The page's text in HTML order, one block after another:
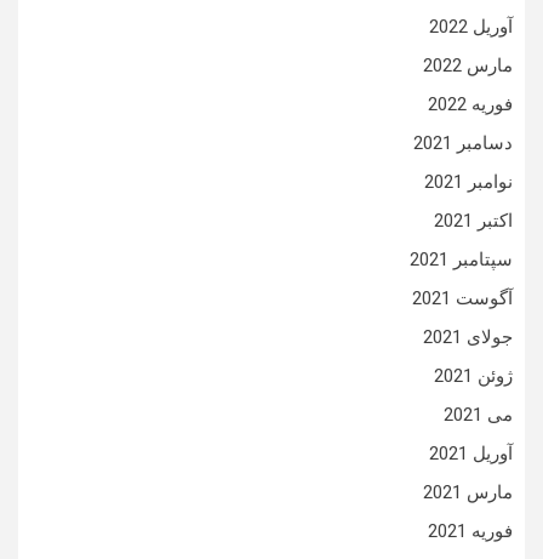
آوریل 2022
مارس 2022
فوریه 2022
دسامبر 2021
نوامبر 2021
اکتبر 2021
سپتامبر 2021
آگوست 2021
جولای 2021
ژوئن 2021
می 2021
آوریل 2021
مارس 2021
فوریه 2021